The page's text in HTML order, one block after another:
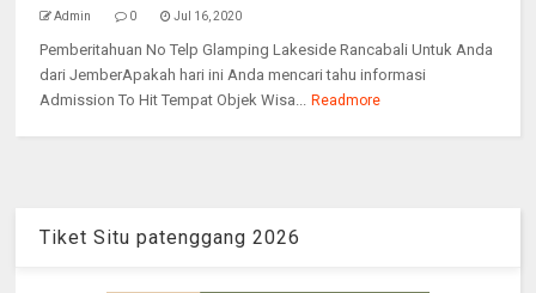
Admin 0 Jul 16, 2020
Pemberitahuan No Telp Glamping Lakeside Rancabali Untuk Anda
dari JemberApakah hari ini Anda mencari tahu informasi
Admission To Hit Tempat Objek Wisa... Readmore
Tiket Situ patenggang 2026